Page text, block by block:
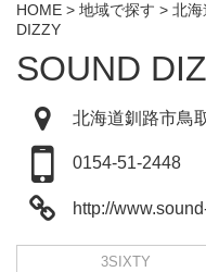
HOME > 地域で探す > 北海
DIZZY
SOUND
北海道釧路市鳥
0154-51-2448
http://
3SIXTY